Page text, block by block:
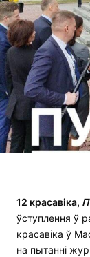
12 красавіка,
ўступлення ў
красавіка ў
на пытанні